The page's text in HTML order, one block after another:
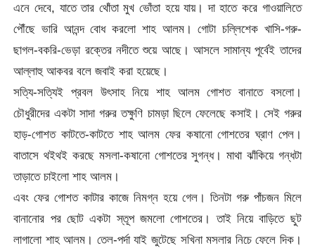
এনে দেবে, যাতে তার থোঁতা মুখ ভোঁতা হয়ে যায়। দা হাতে করে গাওয়ালিতে
পৌঁছে ভারি আনন্দ বোধ করলো শাহ আলম। গোটা চল্লিশেক খাসি-গরু-
ছাগল-বকরি-ভেড়া রক্তের নদীতে শুয়ে আছে। আসলে সামান্য পূর্বেই তাদের
আল্লাহু আকবর বলে জবাই করা হয়েছে।
সত্যি-সত্যিই প্রবল উৎসাহ নিয়ে শাহ আলম গোশত বানাতে বসলো।
চৌধুরীদের একটা সাদা গরুর তক্ষুণি চামড়া ছিলে ফেলেছে কসাই। সেই গরুর
হাড়-গোশত কাটতে-কাটতে শাহ আলম ফের কষানো গোশতের ঘ্রাণ পেল।
বাতাসে থইথই করছে মসলা-কষানো গোশতের সুগন্ধ। মাথা ঝাঁকিয়ে গন্ধটা
তাড়াতে চাইলো শাহ আলম।
এবং ফের গোশত কাটার কাজে নিমগ্ন হয়ে গেল। তিনটা গরু পাঁচজন মিলে
বানানোর পর ছোট একটা স্তূপ জমলো গোশতের। তাই নিয়ে বাড়িতে ছুট
লাগালো শাহ আলম। তেল-পর্দা যাই জুটেছে সখিনা মসলার নিচে ফেলে দিক।